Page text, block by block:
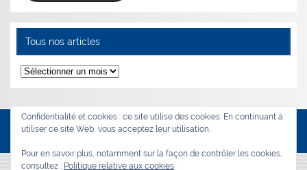
Tous nos articles
Tous
nos
articles
WordPress Theme: Smartline by ThemeZee.
Confidentialité et cookies : ce site utilise des cookies. En continuant à
utiliser ce site Web, vous acceptez leur utilisation.
Pour en savoir plus, notamment sur la façon de contrôler les cookies,
consultez : Politique relative aux cookies